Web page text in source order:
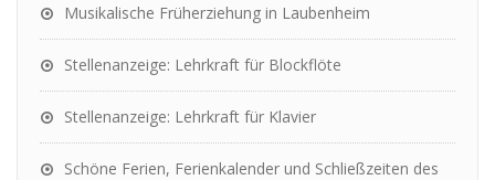
Musikalische Früherziehung in Laubenheim
Stellenanzeige: Lehrkraft für Blockflöte
Stellenanzeige: Lehrkraft für Klavier
Schöne Ferien, Ferienkalender und Schließzeiten des